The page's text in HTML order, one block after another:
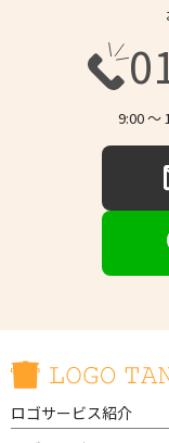
9:00 〜
ロゴサービス紹介